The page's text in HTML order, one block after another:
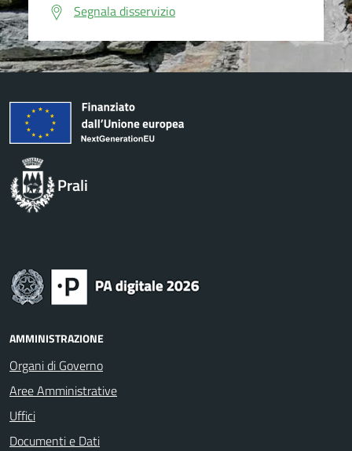
Segnala disservizio
Prali
AMMINISTRAZIONE
Organi di Governo
Aree Amministrative
Uffici
Documenti e Dati